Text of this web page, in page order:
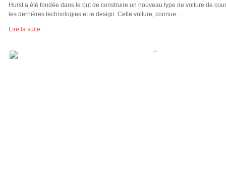
Hurst a été fondée dans le but de construire un nouveau type de voiture de
les dernières technologies et le design. Cette voiture, connue …
Lire la suite.